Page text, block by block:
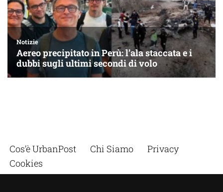
Cos’è UrbanPost Chi Siamo
Privacy
Cookies